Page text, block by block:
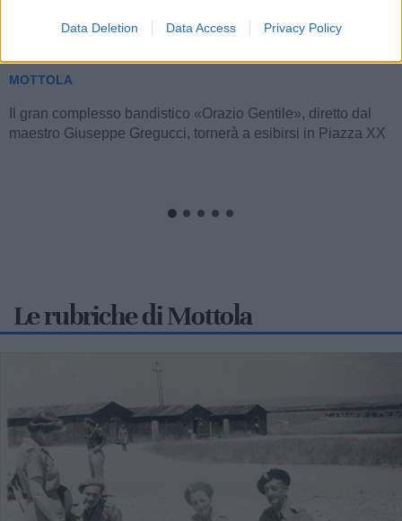
Data Deletion Data Access Privacy Policy
Mottola si riappropria della sua banda: il
5 agosto il concerto omaggio alla città
MOTTOLA
Il gran complesso bandistico «Orazio Gentile», diretto dal
maestro Giuseppe Gregucci, tornerà a esibirsi in Piazza XX
Le rubriche di Mottola